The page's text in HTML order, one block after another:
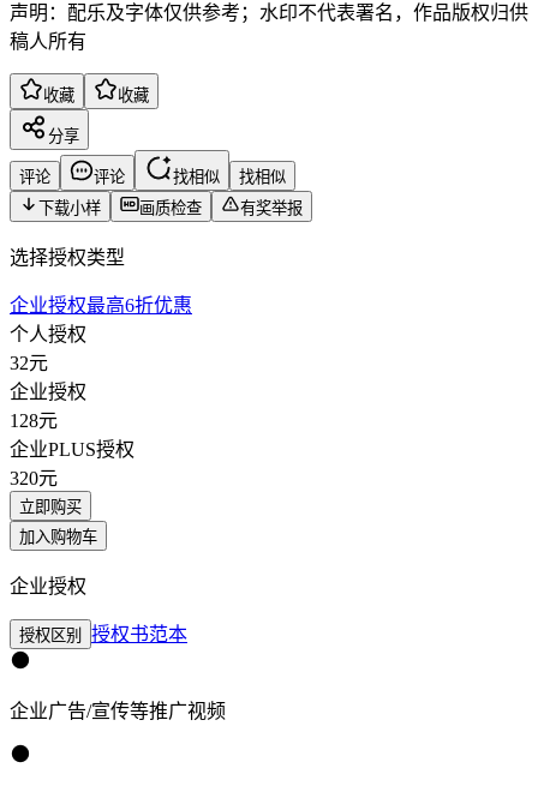
声明：配乐及字体仅供参考；水印不代表署名，作品版权归供
稿人所有
收藏 收藏
分享
评论 评论 找相似
找相似
下载小样
画质检查 有奖举报
选择授权类型
企业授权最高6折优惠
个人授权
32元
企业授权
128元
企业PLUS授权
320元
立即购买
加入购物车
企业授权
授权区别 授权书范本
企业广告/宣传等推广视频